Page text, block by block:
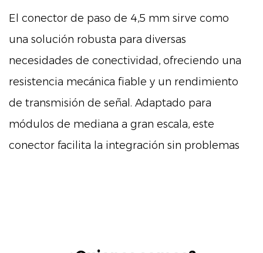
El conector de paso de 4,5 mm sirve como
una solución robusta para diversas
necesidades de conectividad, ofreciendo una
resistencia mecánica fiable y un rendimiento
de transmisión de señal. Adaptado para
módulos de mediana a gran escala, este
conector facilita la integración sin problemas